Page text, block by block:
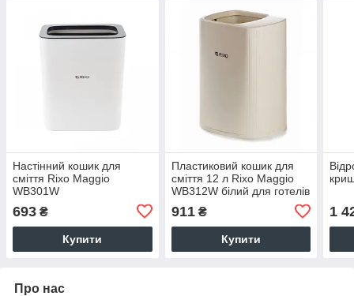
Настінний кошик для
сміття Rixo Maggio
WB301W
693 ₴
Купити
Пластиковий кошик для
сміття 12 л Rixo Maggio
WB312W білий для готелів
911₴
Купити
1
Про нас